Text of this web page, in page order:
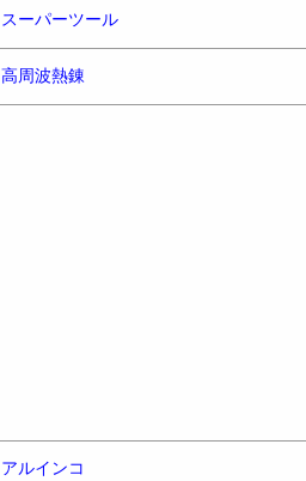
スーパーツール
高周波熱錬
アルインコ